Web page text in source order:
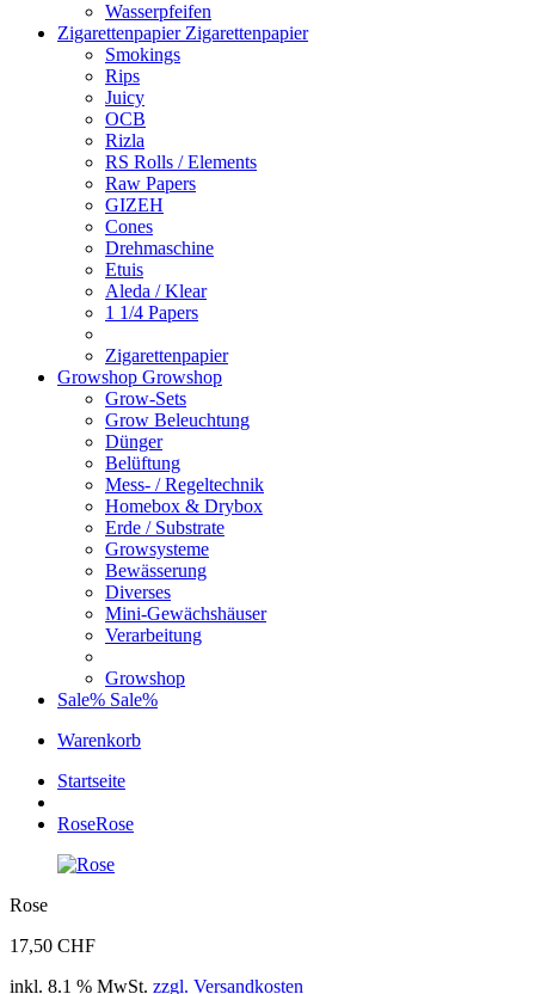
Wasserpfeifen
Zigarettenpapier Zigarettenpapier
Smokings
Rips
Juicy
OCB
Rizla
RS Rolls / Elements
Raw Papers
GIZEH
Cones
Drehmaschine
Etuis
Aleda / Klear
1 1/4 Papers
Zigarettenpapier
Growshop Growshop
Grow-Sets
Grow Beleuchtung
Dünger
Belüftung
Mess- / Regeltechnik
Homebox & Drybox
Erde / Substrate
Growsysteme
Bewässerung
Diverses
Mini-Gewächshäuser
Verarbeitung
Growshop
Sale% Sale%
Warenkorb
Startseite
RoseRose
Rose
17,50 CHF
inkl. 8.1 % MwSt. zzgl. Versandkosten